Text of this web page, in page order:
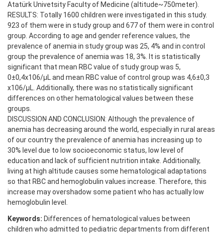
Atatürk Univetsity Faculty of Medicine (altitude~750meter).
RESULTS: Totally 1600 children were investigated in this study.
923 of them were in study group and 677 of them were in control
group. According to age and gender reference values, the
prevalence of anemia in study group was 25, 4% and in control
group the prevalence of anemia was 18, 3%. It is statistically
significant that mean RBC value of study group was 5,
0±0,4x106/μL and mean RBC value of control group was 4,6±0,3
x106/μL. Additionally, there was no statistically significant
differences on other hematological values between these
groups.
DISCUSSION AND CONCLUSION: Although the prevalence of
anemia has decreasing around the world, especially in rural areas
of our country the prevalence of anemia has increasing up to
30% level due to low socioeconomic status, low level of
education and lack of sufficient nutrition intake. Additionally,
living at high altitude causes some hematological adaptations
so that RBC and hemoglobulin values increase. Therefore, this
increase may overshadow some patient who has actually low
hemoglobulin level.
Keywords: Differences of hematological values between
children who admitted to pediatric departments from different